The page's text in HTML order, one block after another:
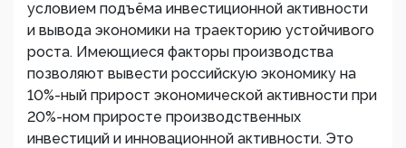
условием подъёма инвестиционной активности
и вывода экономики на траекторию устойчивого
роста. Имеющиеся факторы производства
позволяют вывести российскую экономику на
10%-ный прирост экономической активности при
20%-ном приросте производственных
инвестиций и инновационной активности. Это